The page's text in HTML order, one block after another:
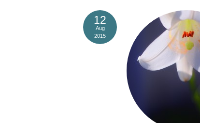
12
Aug
2015